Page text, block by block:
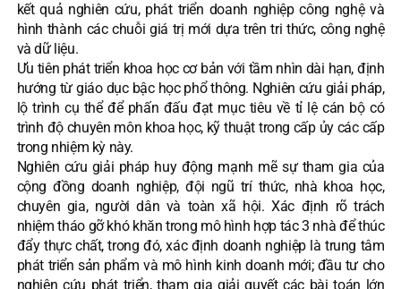
kết quả nghiên cứu, phát triển doanh nghiệp công nghệ và
hình thành các chuỗi giá trị mới dựa trên tri thức, công nghệ
và dữ liệu.
Ưu tiên phát triển khoa học cơ bản với tầm nhìn dài hạn, định
hướng từ giáo dục bậc học phổ thông. Nghiên cứu giải pháp,
lộ trình cụ thể để phấn đấu đạt mục tiêu về tỉ lệ cán bộ có
trình độ chuyên môn khoa học, kỹ thuật trong cấp ủy các cấp
trong nhiệm kỳ này.
Nghiên cứu giải pháp huy động mạnh mẽ sự tham gia của
cộng đồng doanh nghiệp, đội ngũ trí thức, nhà khoa học,
chuyên gia, người dân và toàn xã hội. Xác định rõ trách
nhiệm tháo gỡ khó khăn trong mô hình hợp tác 3 nhà để thúc
đẩy thực chất, trong đó, xác định doanh nghiệp là trung tâm
phát triển sản phẩm và mô hình kinh doanh mới; đầu tư cho
nghiên cứu phát triển, tham gia giải quyết các bài toán lớn